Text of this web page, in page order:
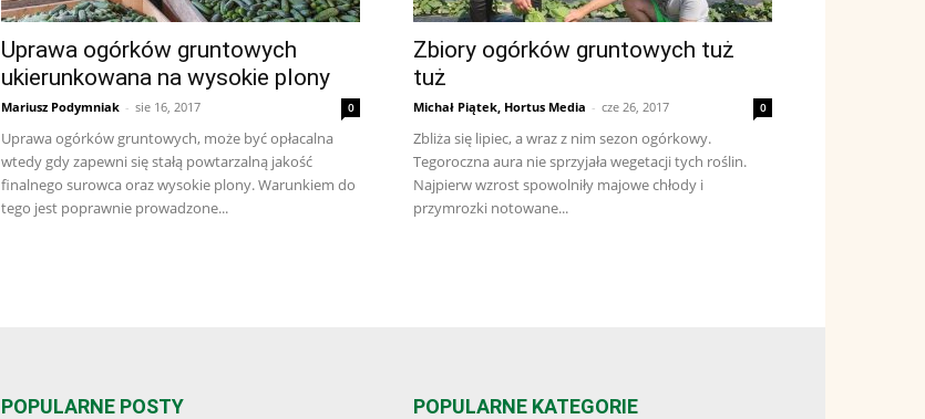
Uprawa ogórków gruntowych
ukierunkowana na wysokie plony
Mariusz Podymniak - sie 16, 2017 0
Uprawa ogórków gruntowych, może być opłacalna
wtedy gdy zapewni się stałą powtarzalną jakość
finalnego surowca oraz wysokie plony. Warunkiem do
tego jest poprawnie prowadzone...
Zbiory ogórków gruntowych tuż
tuż
Michał Piątek, Hortus Media - cze 26, 2017 0
Zbliża się lipiec, a wraz z nim sezon ogórkowy.
Tegoroczna aura nie sprzyjała wegetacji tych roślin.
Najpierw wzrost spowolniły majowe chłody i
przymrozki notowane...
POPULARNE POSTY POPULARNE KATEGORIE